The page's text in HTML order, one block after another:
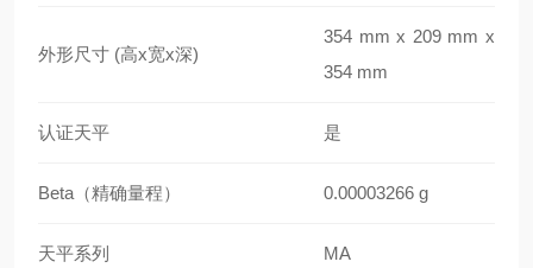
外形尺寸 (高x宽x深)
354 mm x 209 mm x
354 mm
认证天平 是
Beta（精确量程） 0.00003266 g
天平系列 MA